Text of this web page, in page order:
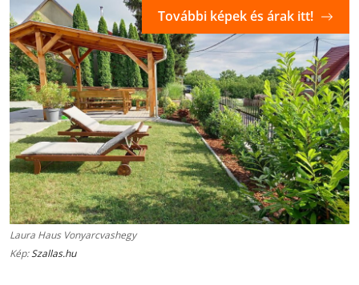
Laura Haus Vonyarcvashegy
Kép:Szallas.hu
További képek és árak itt!